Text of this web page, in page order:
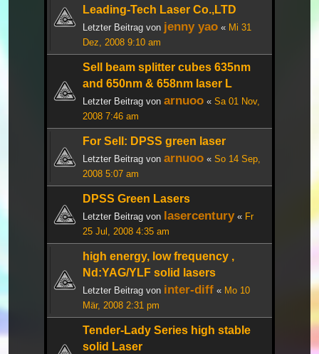
Leading-Tech Laser Co.,LTD
Letzter Beitrag von jenny yao « Mi 31
Dez, 2008 9:10 am
Sell beam splitter cubes 635nm
and 650nm & 658nm laser L
Letzter Beitrag von arnuoo « Sa 01 Nov,
2008 7:46 am
For Sell: DPSS green laser
Letzter Beitrag von arnuoo « So 14 Sep,
2008 5:07 am
DPSS Green Lasers
Letzter Beitrag von lasercentury« Fr
25 Jul, 2008 4:35 am
high energy, low frequency ,
Nd:YAG/YLF solid lasers
Letzter Beitrag von inter-diff « Mo 10
Mär, 2008 2:31 pm
Tender-Lady Series high stable
solid Laser